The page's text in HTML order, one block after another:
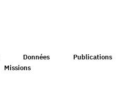
Données
Publications
Missions